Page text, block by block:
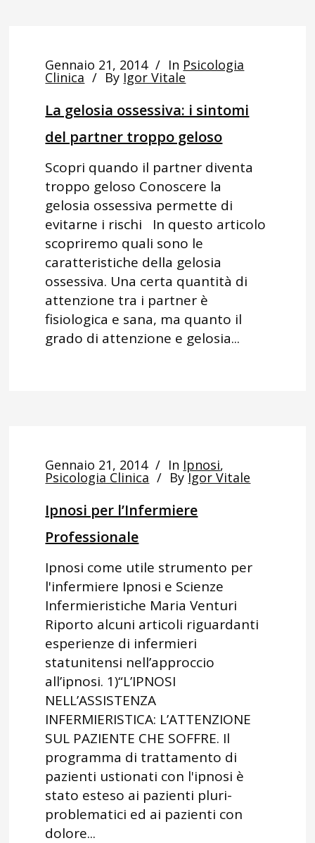
Gennaio 21, 2014 In Psicologia
Clinica By Igor Vitale
La gelosia ossessiva: i sintomi
del partner troppo geloso
Scopri quando il partner diventa
troppo geloso Conoscere la
gelosia ossessiva permette di
evitarne i rischi In questo articolo
scopriremo quali sono le
caratteristiche della gelosia
ossessiva. Una certa quantità di
attenzione tra i partner è
fisiologica e sana, ma quanto il
grado di attenzione e gelosia...
Gennaio 21, 2014 In Ipnosi,
Psicologia Clinica By Igor Vitale
Ipnosi per l’Infermiere
Professionale
Ipnosi come utile strumento per
l'infermiere Ipnosi e Scienze
Infermieristiche Maria Venturi
Riporto alcuni articoli riguardanti
esperienze di infermieri
statunitensi nell’approccio
all’ipnosi. 1)“L’IPNOSI
NELL’ASSISTENZA
INFERMIERISTICA: L’ATTENZIONE
SUL PAZIENTE CHE SOFFRE. Il
programma di trattamento di
pazienti ustionati con l'ipnosi è
stato esteso ai pazienti pluri-
problematici ed ai pazienti con
dolore...